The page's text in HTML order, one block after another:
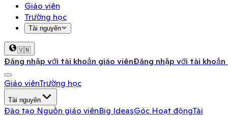
Giáo viên
Trường học
Tài nguyên
🇻🇳
Đăng nhập với tài khoản giáo viênĐăng nhập với tài khoản
Giáo viênTrường học
Tài nguyên
Đào tạo Nguồn giáo viênBig IdeasGóc Hoạt độngTài